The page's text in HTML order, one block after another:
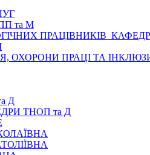
та М
ПРАЦІВНИКІВ
ПРАЦІ ТА
Д
ТНОП та Д